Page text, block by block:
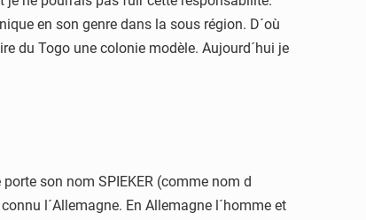
en son genre dans la sous région. D´où
du Togo une colonie modèle. Aujourd´hui je
son nom SPIEKER (comme nom d
l´Allemagne. En Allemagne l´homme et